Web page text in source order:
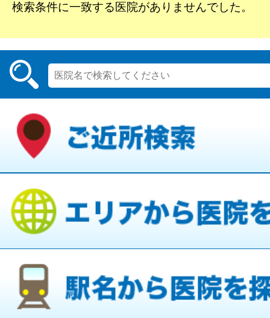
検索条件に一致する医院がありませんでした。